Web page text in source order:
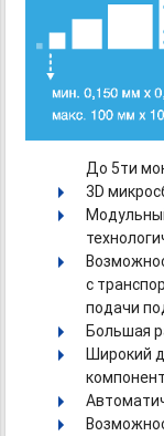
До 5ти
3D
с
подачи
Большая
Широкий